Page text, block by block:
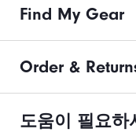
Find My Gear
Order &
도움이 필요하